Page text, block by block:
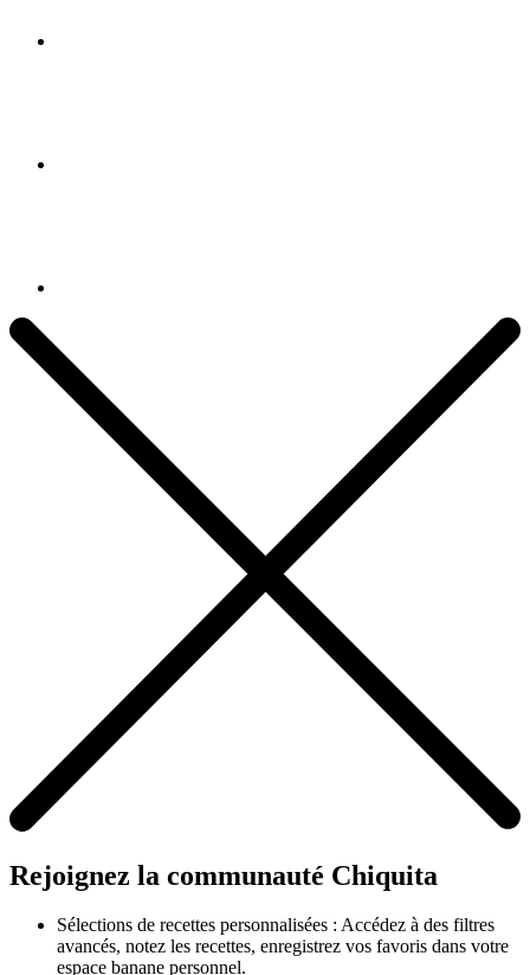
Rejoignez la communauté Chiquita
Sélections de recettes personnalisées : Accédez à des filtres
avancés, notez les recettes, enregistrez vos favoris dans votre
espace banane personnel.